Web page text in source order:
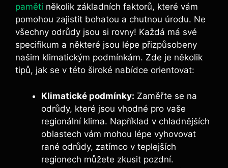
paměti několik základních faktorů, které vám
pomohou zajistit bohatou a chutnou úrodu. Ne
všechny odrůdy jsou si rovny! Každá má své
specifikum a některé jsou lépe přizpůsobeny
našim klimatickým podmínkám. Zde je několik
tipů, jak se v této široké nabídce orientovat:
Klimatické podmínky: Zaměřte se na
odrůdy, které jsou vhodné pro vaše
regionální klima. Například v chladnějších
oblastech vám mohou lépe vyhovovat
rané odrůdy, zatímco v teplejších
regionech můžete zkusit pozdní.